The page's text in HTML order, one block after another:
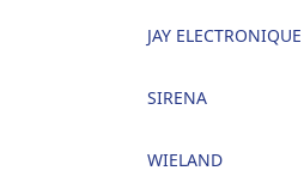
JAY ELECTRONIQUE
SIRENA
WIELAND